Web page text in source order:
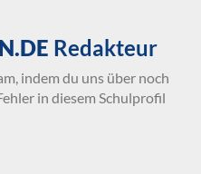
Redakteur
indem du uns über noch
in diesem Schulprofil